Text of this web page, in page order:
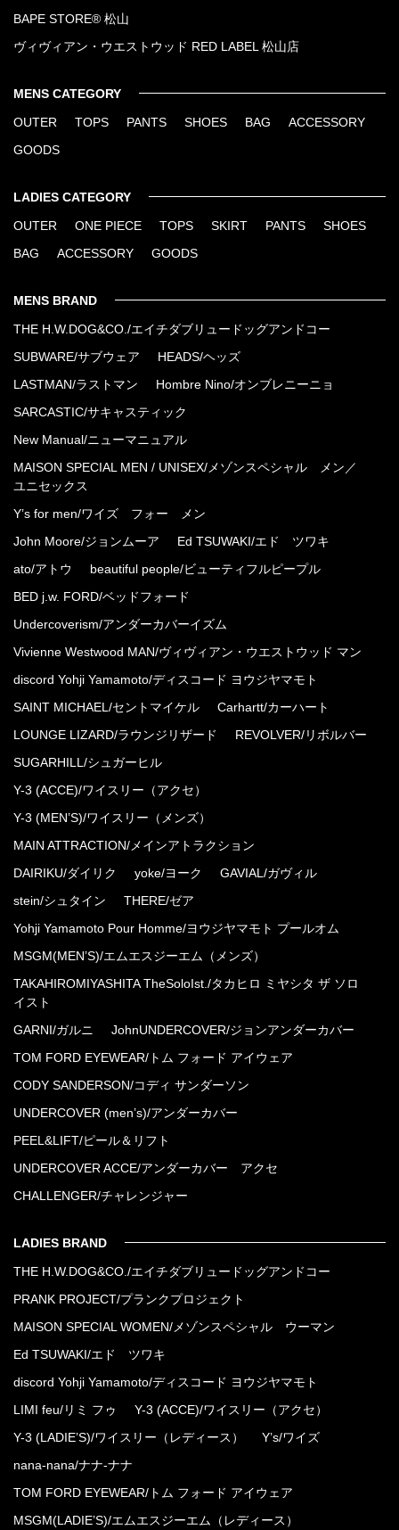
BAPE STORE® 松山
ヴィヴィアン・ウエストウッド RED LABEL 松山店
MENS CATEGORY
OUTER TOPS PANTS SHOES BAG ACCESSORY
GOODS
LADIES CATEGORY
OUTER ONE PIECE TOPS SKIRT PANTS SHOES
BAG ACCESSORY GOODS
MENS BRAND
THE H.W.DOG&CO./エイチダブリュードッグアンドコー
SUBWARE/サブウェア HEADS/ヘッズ
LASTMAN/ラストマン Hombre Nino/オンブレニーニョ
SARCASTIC/サキャスティック
New Manual/ニューマニュアル
MAISON SPECIAL MEN / UNISEX/メゾンスペシャル メン／
ユニセックス
Y’s for men/ワイズ フォー メン
John Moore/ジョンムーア Ed TSUWAKI/エド ツワキ
ato/アトウ beautiful people/ビューティフルピープル
BED j.w. FORD/ベッドフォード
Undercoverism/アンダーカバーイズム
Vivienne Westwood MAN/ヴィヴィアン・ウエストウッド マン
discord Yohji Yamamoto/ディスコード ヨウジヤマモト
SAINT MICHAEL/セントマイケル Carhartt/カーハート
LOUNGE LIZARD/ラウンジリザード REVOLVER/リボルバー
SUGARHILL/シュガーヒル
Y-3 (ACCE)/ワイスリー（アクセ）
Y-3 (MEN’S)/ワイスリー（メンズ）
MAIN ATTRACTION/メインアトラクション
DAIRIKU/ダイリク yoke/ヨーク GAVIAL/ガヴィル
stein/シュタイン THERE/ゼア
Yohji Yamamoto Pour Homme/ヨウジヤマモト プールオム
MSGM(MEN’S)/エムエスジーエム（メンズ）
TAKAHIROMIYASHITA TheSoloIst./タカヒロ ミヤシタ ザ ソロ
イスト
GARNI/ガルニ JohnUNDERCOVER/ジョンアンダーカバー
TOM FORD EYEWEAR/トム フォード アイウェア
CODY SANDERSON/コディ サンダーソン
UNDERCOVER (men’s)/アンダーカバー
PEEL&LIFT/ピール＆リフト
UNDERCOVER ACCE/アンダーカバー アクセ
CHALLENGER/チャレンジャー
LADIES BRAND
THE H.W.DOG&CO./エイチダブリュードッグアンドコー
PRANK PROJECT/プランクプロジェクト
MAISON SPECIAL WOMEN/メゾンスペシャル ウーマン
Ed TSUWAKI/エド ツワキ
discord Yohji Yamamoto/ディスコード ヨウジヤマモト
LIMI feu/リミ フゥ Y-3 (ACCE)/ワイスリー（アクセ）
Y-3 (LADIE’S)/ワイスリー（レディース） Y’s/ワイズ
nana-nana/ナナ-ナナ
TOM FORD EYEWEAR/トム フォード アイウェア
MSGM(LADIE’S)/エムエスジーエム（レディース）